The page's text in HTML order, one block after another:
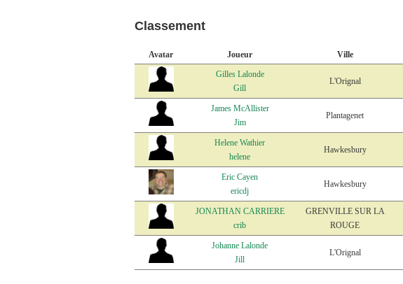
Classement
Avatar Joueur Ville
Gilles Lalonde
Gill
L'Orignal
James McAllister
Jim
Plantagenet
Helene Wathier
helene
Hawkesbury
Eric Cayen
ericdj
Hawkesbury
JONATHAN CARRIERE
crib
GRENVILLE SUR LA
ROUGE
Johanne Lalonde
Jill
L'Orignal